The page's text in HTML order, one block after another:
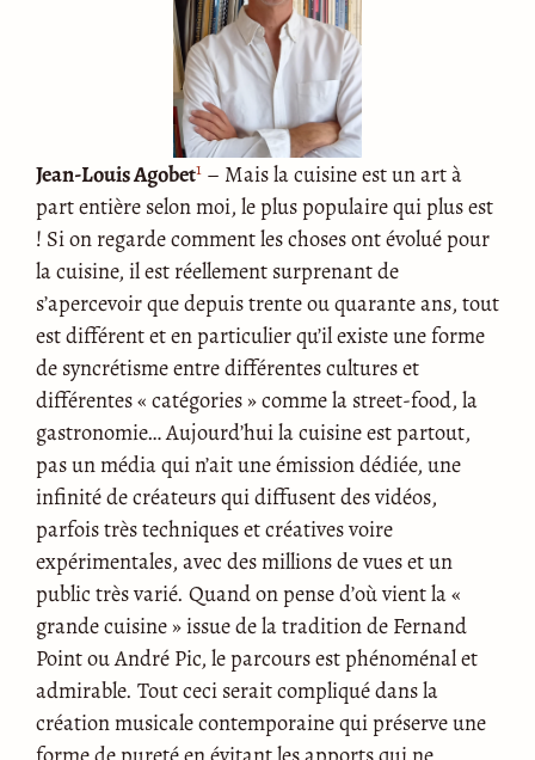
Jean-Louis Agobet1 – Mais la cuisine est un art à
part entière selon moi, le plus populaire qui plus est
! Si on regarde comment les choses ont évolué pour
la cuisine, il est réellement surprenant de
s’apercevoir que depuis trente ou quarante ans, tout
est différent et en particulier qu’il existe une forme
de syncrétisme entre différentes cultures et
différentes « catégories » comme la street-food, la
gastronomie… Aujourd’hui la cuisine est partout,
pas un média qui n’ait une émission dédiée, une
infinité de créateurs qui diffusent des vidéos,
parfois très techniques et créatives voire
expérimentales, avec des millions de vues et un
public très varié. Quand on pense d’où vient la «
grande cuisine » issue de la tradition de Fernand
Point ou André Pic, le parcours est phénoménal et
admirable. Tout ceci serait compliqué dans la
création musicale contemporaine qui préserve une